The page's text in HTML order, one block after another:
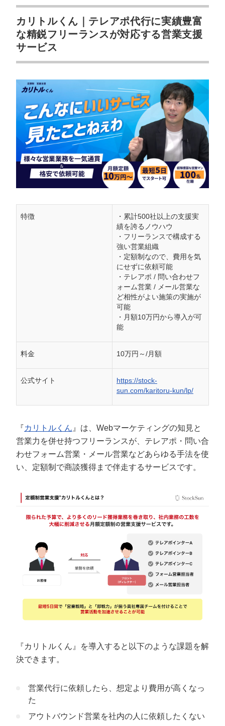
株式会社ネオキャリア｜アウトバウンド・インバウン
ド両方に対応
株式会社soraプロジェクト｜最短3日で開始できるテレ
アポ代行
株式会社StarTwinkle｜小規模な発注が可能
テレアポの成果報酬の“罠”について業者目
線で暴露します
受託側から成果報酬を提案された案件には要注意
アポ件数を稼げても受注や売上には直結しにくい
予算と汎用性のある商材ならテレアポ代行の成果報酬
型も武器になる
テレアポ代行の成果報酬で売上を伸ばす方法
「1件のアポ」と認める条件を契約前に細かく決める
受託側が本気で売りたくなる商品に仕上げる
成果報酬型のテレアポ代行とは？
成果報酬のテレアポ代行を依頼する3つの
プロのスキルやノウハウを活用できる
成果報酬のテレアポ代行を依頼する2つの
デメリット
テレアポ代行サービスの料金の違い
成果報酬型
成果報酬型のテレアポ代行会社を選ぶ際に
確認するべき4つのポイント
料金体系のわかりやすさ
商材がテレアポにマッチしているか
成果報酬型テレアポ代行の費用シミュレー
ROI（投資収益率）の観点からの分析
ために知っておくべき重要なポイント
同じ業界に実績はあるか
カリトルくん｜テレアポ代行に実績豊富
な精鋭フリーランスが対応する営業支援
サービス
特徴
・累計500社以上の支援実
績を誇るノウハウ
・フリーランスで構成する
強い営業組織
・定額制なので、費用を気
にせずに依頼可能
・テレアポ / 問い合わせフ
ォーム営業 / メール営業な
ど相性がよい施策の実施が
可能
・月額10万円から導入が可
能
料金 10万円～/月額
公式サイト
https://stock-
sun.com/karitoru-kun/lp/
『カリトルくん 』は、Webマーケティングの知見と
営業力を併せ持つフリーランスが、テレアポ・問い合
わせフォーム営業・メール営業などあらゆる手法を使
い、定額制で商談獲得まで伴走するサービスです。
『カリトルくん』を導入すると以下のような課題を解
決できます。
営業代行に依頼したら、想定より費用が高くなっ
た
アウトバウンド営業を社内の人に依頼したくない